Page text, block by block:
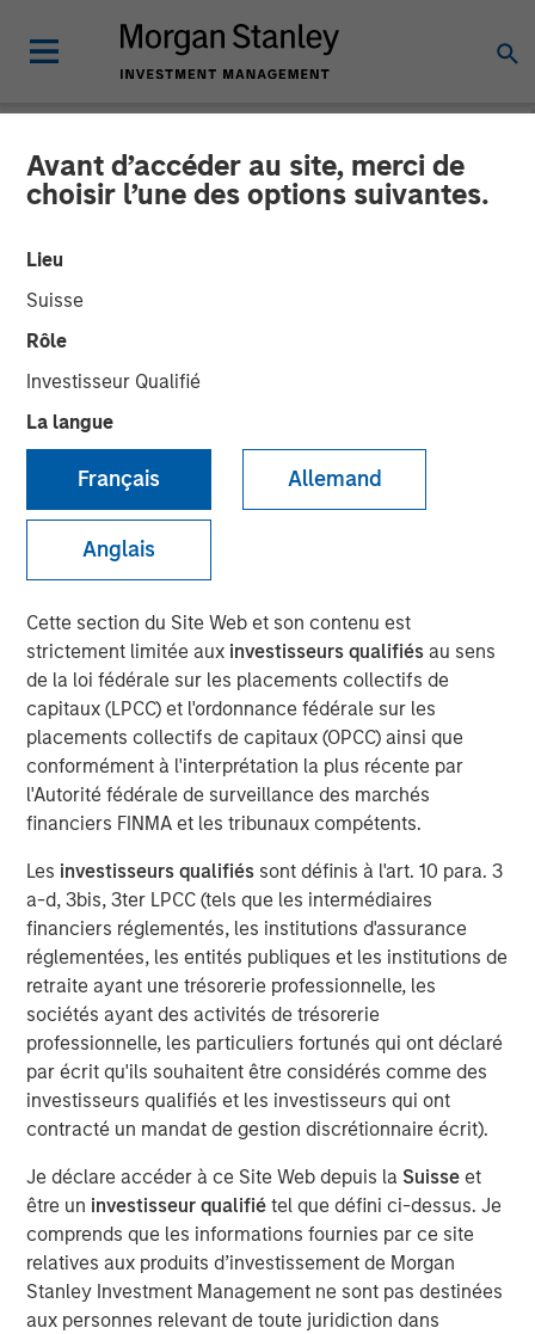
Avant d’accéder au site, merci de
choisir l’une des options suivantes.
Lieu
Suisse
Rôle
Investisseur Qualifié
La langue
Français Allemand
Anglais
Cette section du Site Web et son contenu est
strictement limitée aux investisseurs qualifiésau sens
de la loi fédérale sur les placements collectifs de
capitaux (LPCC) et l'ordonnance fédérale sur les
placements collectifs de capitaux (OPCC) ainsi que
conformément à l'interprétation la plus récente par
l'Autorité fédérale de surveillance des marchés
financiers FINMA et les tribunaux compétents.
Les investisseurs qualifiés sont définis à l'art. 10 para. 3
a-d, 3bis, 3ter LPCC (tels que les intermédiaires
financiers réglementés, les institutions d'assurance
réglementées, les entités publiques et les institutions de
retraite ayant une trésorerie professionnelle, les
sociétés ayant des activités de trésorerie
professionnelle, les particuliers fortunés qui ont déclaré
par écrit qu'ils souhaitent être considérés comme des
investisseurs qualifiés et les investisseurs qui ont
contracté un mandat de gestion discrétionnaire écrit).
Je déclare accéder à ce Site Web depuis la Suisse et
être un investisseur qualifiétel que défini ci-dessus. Je
comprends que les informations fournies par ce site
relatives aux produits d’investissement de Morgan
Stanley Investment Management ne sont pas destinées
aux personnes relevant de toute juridiction dans
CARON'S CORNER INSIGHTS
The Fed’s Dilemma Is the
Market’s Gain
Jim Caron
Portfolio Solutions Group
06:09
00:00
Sometimes you want to embrace conflict in the
market, and this may be one of those times.
The tension points seem to be weakness in the
labor market versus higher inflation.
The issue is that the two are not supposed to co-
exist, creating a dilemma for the Fed.
If labor markets are weak, then wage inflation tends
to fall, with consumer and goods prices soon to
follow.
The Fed has a framework that forms the basis of
their policy reaction functioncalled the Phillips
Despite above target inflation and stronger growth
expectations in 2026,the Phillips Curve creates a
path for the Fed to cut rates, because it will tilt its
dual mandate to focus on the risk of labor market
weakness.